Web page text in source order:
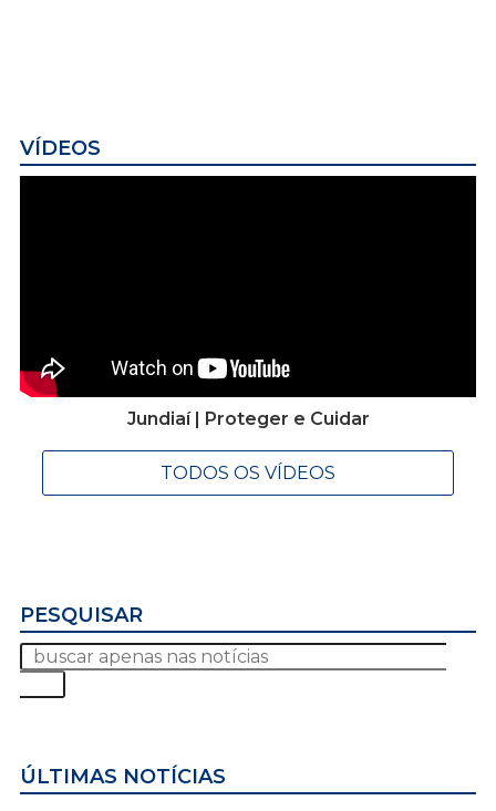
VÍDEOS
Jundiaí | Proteger e Cuidar
TODOS OS VÍDEOS
PESQUISAR
ÚLTIMAS NOTÍCIAS